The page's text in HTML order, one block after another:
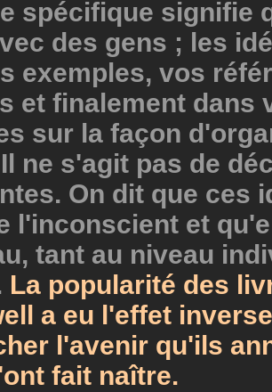
spécifique signifie
des gens ; les
exemples, vos
et finalement dans
sur la façon
ne s'agit pas de
On dit que ces
l'inconscient et
tant au niveau
La popularité des
a eu l'effet
l'avenir qu'ils
fait naître.